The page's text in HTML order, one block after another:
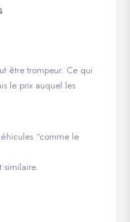
être trompeur. Ce qui
le prix auquel les
“comme le